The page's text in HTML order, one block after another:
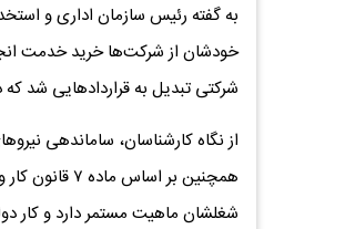
به گفته رئیس سازمان اداری و
خودشان از شرکت‌ها خرید خدمت
شرکتی تبدیل به قراردادهایی شد
همچنین بر